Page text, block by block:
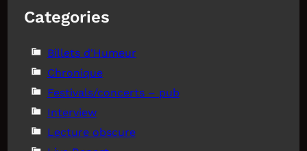
Categories
Billets d'Humeur
Chronique
Festivals/concerts – pub
Interview
Lecture obscure